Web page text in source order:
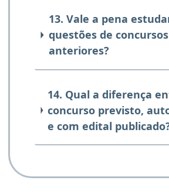
13. Vale a pena
questões de concursos
anteriores?
14. Qual a diferença
concurso previsto,
e com edital